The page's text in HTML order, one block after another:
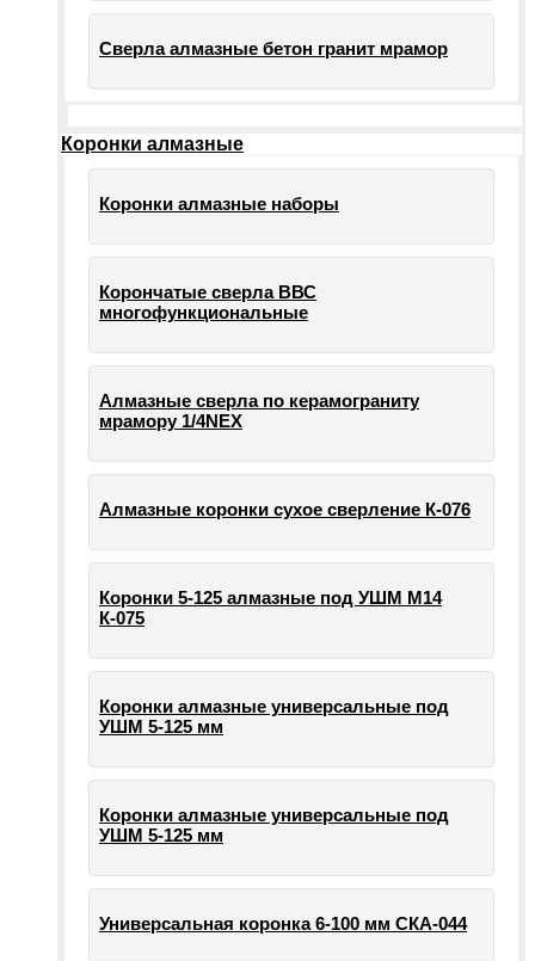
Сверла алмазные бетон гранит мрамор
Коронки алмазные
Коронки алмазные наборы
Корончатые сверла ВВС
многофункциональные
Алмазные сверла по керамограниту
мрамору 1/4NEX
Алмазные коронки сухое сверление К-076
Коронки 5-125 алмазные под УШМ М14
К-075
Коронки алмазные универсальные под
УШМ 5-125 мм
Коронки алмазные универсальные под
УШМ 5-125 мм
Универсальная коронка 6-100 мм СКА-044